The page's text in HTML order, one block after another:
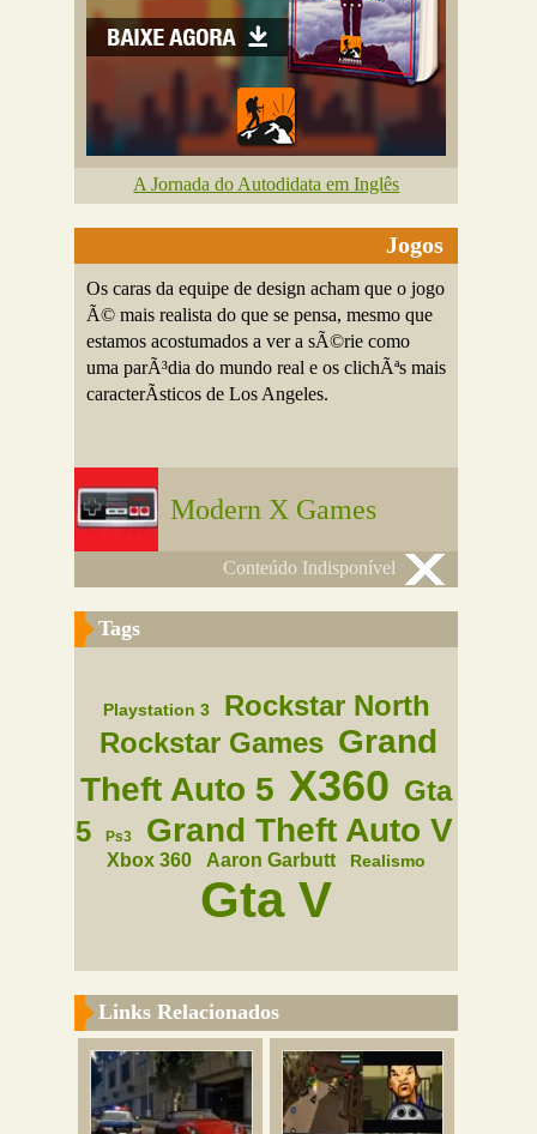
A Jornada do Autodidata em Inglês
Jogos
Os caras da equipe de design acham que o jogo
Ã© mais realista do que se pensa, mesmo que
estamos acostumados a ver a sÃ©rie como
uma parÃ³dia do mundo real e os clichÃªs mais
caracterÃ­sticos de Los Angeles.
Modern X Games
Conteúdo Indisponível
Tags
Playstation 3
Rockstar North
Rockstar Games Grand
Theft Auto 5 X360 Gta
5
Ps3 Grand Theft Auto V
Xbox 360 Aaron Garbutt Realismo
Gta V
Links Relacionados